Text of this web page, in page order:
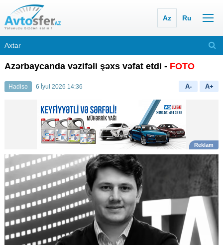
Az Ru
Azərbaycanda vəzifəli şəxs vəfat etdi - FOTO
Hadisə 6 İyul 2026 14:36 A- A+